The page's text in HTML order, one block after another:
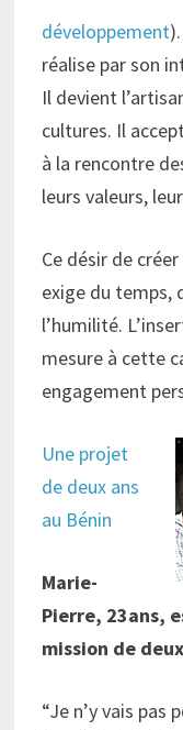
développement
réalise par son
Il devient
cultures. Il
à la rencontre
leurs valeurs,
Ce désir de
exige du temps,
l’humilité.
mesure à cette
engagement
Une projet
de deux ans
au Bénin
Marie-
Pierre, 23ans,
mission de
“Je n’y vais pas